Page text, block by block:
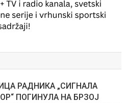
РАДНИКА „СИГНАЛА
ПОГИНУЛА НА БРЗОЈ